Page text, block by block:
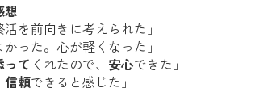
想
を前向きに考えられた」
った。心が軽くなった」
って くれたので、 安心できた」
信頼できると感じた」